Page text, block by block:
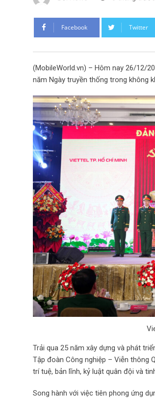
Facebook Twitter
(MobileWorld.vn) – Hôm nay 26/12/
năm Ngày truyền thống trong không
Trải qua 25 năm xây dựng và phát
Tập đoàn Công nghiệp – Viễn thông
trí tuệ, bản lĩnh, kỷ luật quân đội và
Song hành với việc tiên phong ứng